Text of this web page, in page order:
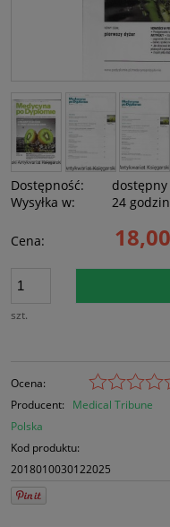
Dostępność:
dostępny
Wysyłka w:
24
Cena:
szt.
Ocena:
Producent:
Medical Tribune
Polska
Kod produktu:
2018010030122025